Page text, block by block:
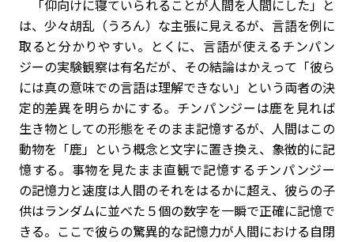
「仰向けに寝ていられることが人間を人間にした」と
は、少々胡乱（うろん）な主張に見えるが、言語を例に
取ると分かりやすい。とくに、言語が使えるチンパン
ジーの実験観察は有名だが、その結論はかえって「彼ら
には真の意味での言語は理解できない」という両者の決
定的差異を明らかにする。チンパンジーは鹿を見れば
生き物としての形態をそのまま記憶するが、人間はこの
動物を「鹿」という概念と文字に置き換え、象徴的に記
憶する。事物を見たまま直観で記憶するチンパンジー
の記憶力と速度は人間のそれをはるかに超え、彼らの子
供はランダムに並べた５個の数字を一瞬で正確に記憶で
きる。ここで彼らの驚異的な記憶力が人間における自閉